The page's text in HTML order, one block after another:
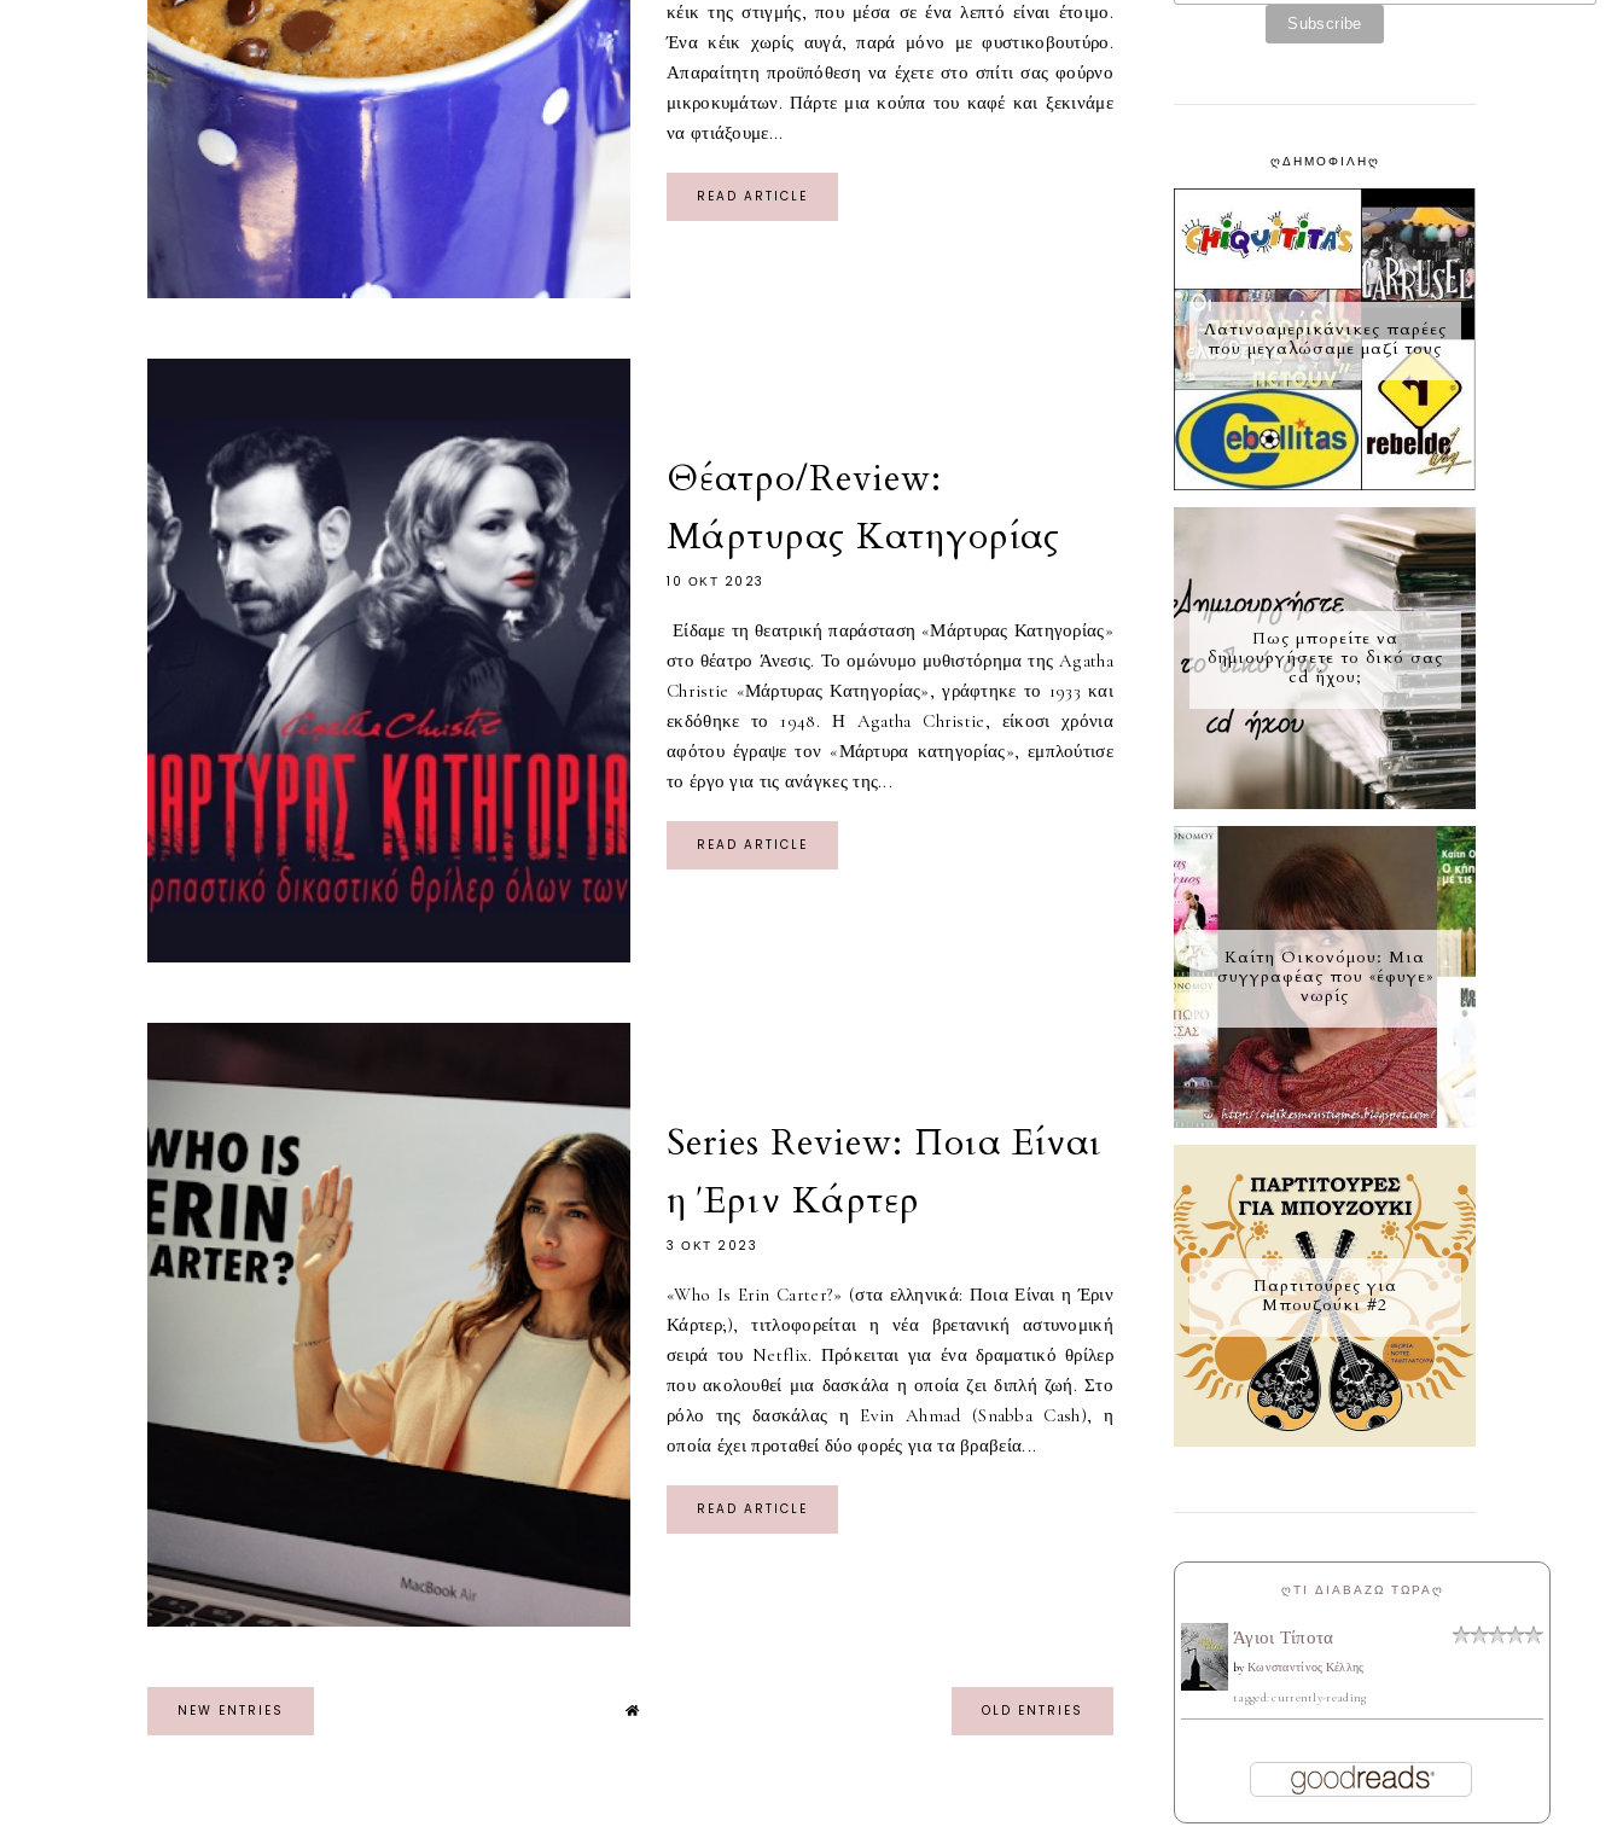
κέικ της στιγμής, που μέσα σε ένα λεπτό είναι έτοιμο.
Ένα κέικ χωρίς αυγά, παρά μόνο με φυστικοβουτύρο.
Απαραίτητη προϋπόθεση να έχετε στο σπίτι σας φούρνο
μικροκυμάτων. Πάρτε μια κούπα του καφέ και ξεκινάμε
να φτιάξουμε...
READ ARTICLE
Θέατρο/Review:
Μάρτυρας Κατηγορίας
10 ΟΚΤ 2023
Είδαμε τη θεατρική παράσταση «Μάρτυρας Κατηγορίας»
στο θέατρο Άνεσις. Το ομώνυμο μυθιστόρημα της Agatha
Christie «Μάρτυρας Κατηγορίας», γράφτηκε το 1933 και
εκδόθηκε το 1948. Η Agatha Christie, είκοσι χρόνια
αφότου έγραψε τον «Μάρτυρα κατηγορίας», εμπλούτισε
το έργο για τις ανάγκες της...
READ ARTICLE
Series Review: Ποια Είναι
η Έριν Κάρτερ
3 ΟΚΤ 2023
«Who Is Erin Carter?» (στα ελληνικά: Ποια Είναι η Έριν
Κάρτερ;), τιτλοφορείται η νέα βρετανική αστυνομική
σειρά του Netflix. Πρόκειται για ένα δραματικό θρίλερ
που ακολουθεί μια δασκάλα η οποία ζει διπλή ζωή. Στο
ρόλο της δασκάλας η Evin Ahmad (Snabba Cash), η
οποία έχει προταθεί δύο φορές για τα βραβεία...
READ ARTICLE
NEW ENTRIES OLD ENTRIES
ᲦΔΗΜΟΦΙΛΗᲦ
Λατινοαμερικάνικες παρέες
που μεγαλώσαμε μαζί τους
Πως μπορείτε να
δημιουργήσετε το δικό σας
cd ήχου;
Καίτη Οικονόμου: Μια
συγγραφέας που «έφυγε»
νωρίς
Παρτιτούρες για
Μπουζούκι #2
ᲦΤΙ ΔΙΑΒΑΖΩ ΤΩΡΑᲦ
Άγιοι Τίποτα
by Κωνσταντίνος Κέλλης
tagged: currently-reading